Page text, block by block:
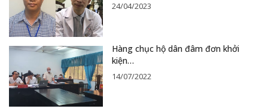
24/04/2023
Hàng chục hộ dân đâm đơn khởi
kiện…
14/07/2022